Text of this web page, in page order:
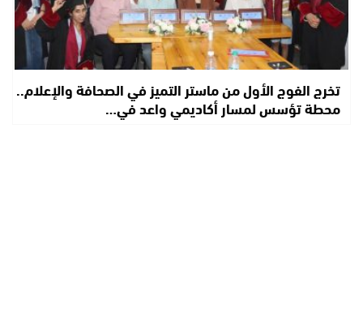
تخرج الفوج الأول من ماستر التميز في الصحافة والإعلام..
محطة تؤسس لمسار أكاديمي واعد في…